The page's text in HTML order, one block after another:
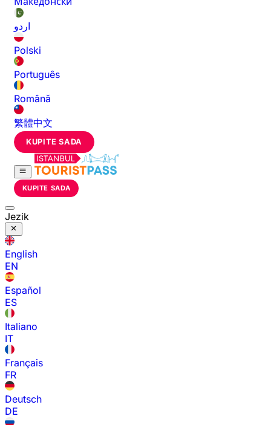
اردو
Polski
Português
Română
繁體中文
KUPITE SADA
KUPITE SADA
Jezik
English
EN
Español
ES
Italiano
IT
Français
FR
Deutsch
DE